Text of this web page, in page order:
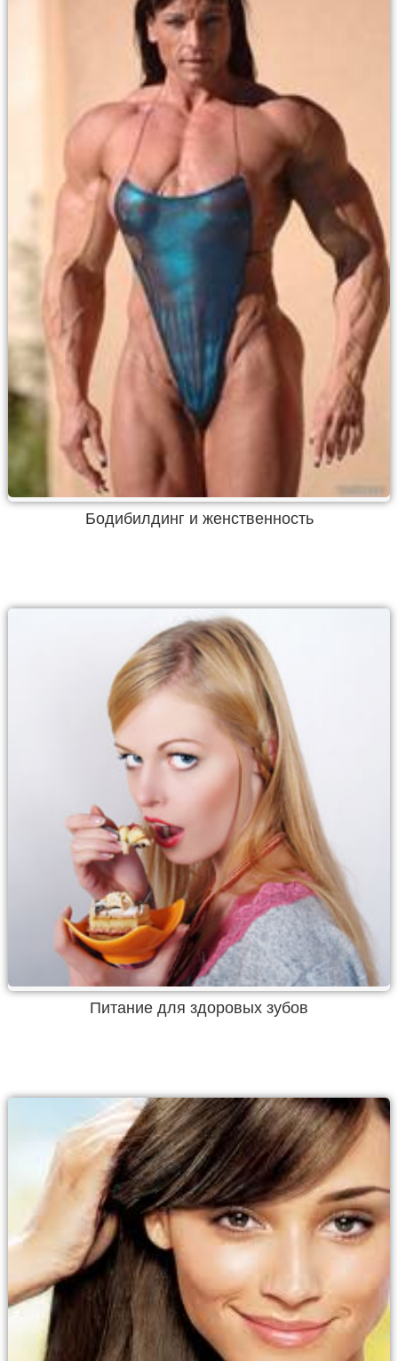
Бодибилдинг и женственность
Питание для здоровых зубов